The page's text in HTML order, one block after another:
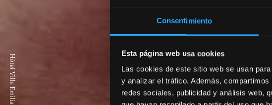
Consentimiento
Esta página web usa cookies
Las cookies de este sitio web se usan
y analizar el tráfico. Además,
redes sociales, publicidad y análisis web,